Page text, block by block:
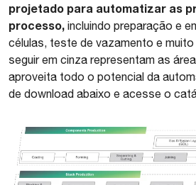
projetado para automatizar as
processo, incluindo preparação e
células, teste de vazamento e
seguir em cinza representam as
aproveita todo o potencial da
de download abaixo e acesse o